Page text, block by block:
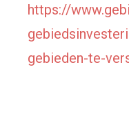
https://
gebieden-te-